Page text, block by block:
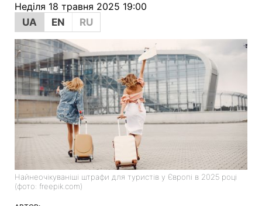
Неділя 18 травня 2025 19:00
UA
EN RU
Найнеочікуваніші штрафи для туристів у Європі в 2025 році
(фото: freepik.com)